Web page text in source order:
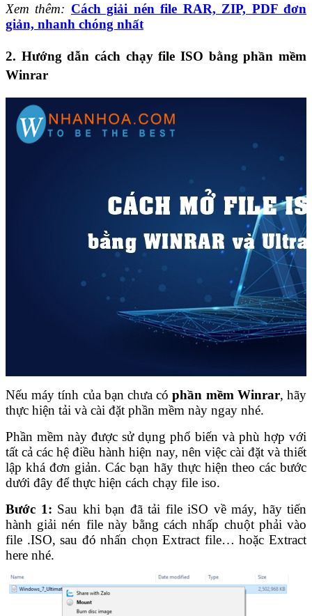
Xem thêm: Cách giải nén file RAR, ZIP, PDF đơn
giản, nhanh chóng nhất
2. Hướng dẫn cách chạy file ISO bằng phần mềm
Winrar
Nếu máy tính của bạn chưa cóphần mềm Winrar, hãy
thực hiện tải và cài đặt phần mềm này ngay nhé.
Phần mềm này được sử dụng phổ biến và phù hợp với
tất cả các hệ điều hành hiện nay, nên việc cài đặt và thiết
lập khá đơn giản. Các bạn hãy thực hiện theo các bước
dưới đây để thực hiện cách chạy file iso.
Bước 1: Sau khi bạn đã tải file iSO về máy, hãy tiến
hành giải nén file này bằng cách nhấp chuột phải vào
file .ISO, sau đó nhấn chọn Extract file… hoặc Extract
here nhé.